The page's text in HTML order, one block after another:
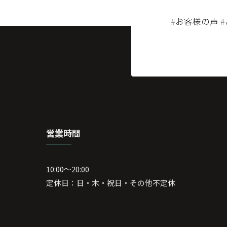
#お客様の声 #
営業時間
10:00～20:00
定休日：日・木・祝日・その他不定休